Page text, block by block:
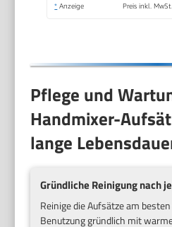
* Anzeige Preis inkl.
Pflege und
Handmixer-
lange
Gründliche Reinigung nach
Reinige die Aufsätze am
Benutzung gründlich mit